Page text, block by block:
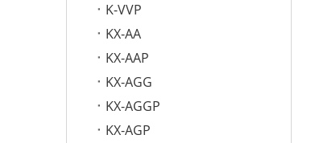
K-VVP
KX-AA
KX-AAP
KX-AGG
KX-AGGP
KX-AGP